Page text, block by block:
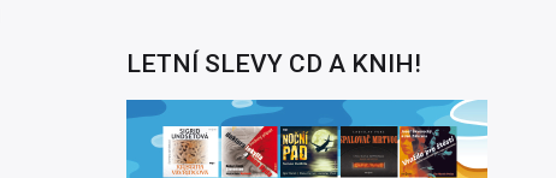
LETNÍ SLEVY CD A KNIH!